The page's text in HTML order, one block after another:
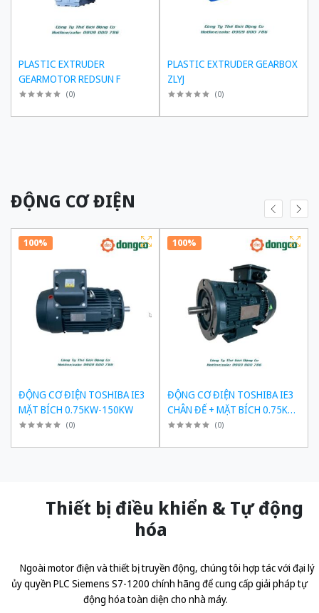
PLASTIC EXTRUDER
GEARMOTOR REDSUN F
(0)
PLASTIC EXTRUDER GEARBOX
ZLYJ
(0)
ĐỘNG CƠ ĐIỆN
100%
ĐỘNG CƠ ĐIỆN TOSHIBA IE3
MẶT BÍCH 0.75KW-150KW
(0)
100%
ĐỘNG CƠ ĐIỆN TOSHIBA IE3
CHÂN ĐẾ + MẶT BÍCH 0.75KW-
150KW
(0)
Thiết bị điều khiển & Tự động
hóa
Ngoài motor điện và thiết bị truyền động, chúng tôi hợp tác với đại lý
ủy quyền PLC Siemens S7-1200 chính hãng để cung cấp giải pháp tự
động hóa toàn diện cho nhà máy.